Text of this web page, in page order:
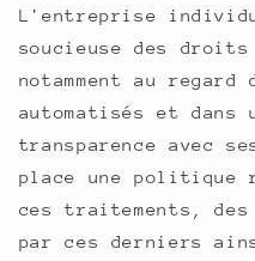
L'entreprise
soucieuse des
notamment au
automatisés et dans
transparence avec
place une politique
ces traitements,
par ces derniers